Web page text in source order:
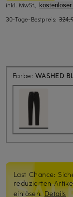
inkl. MwSt.,
30-Tage-Bestpreis:
Farbe:WASHED
Last Chance:
reduzierten
einlösen.Details